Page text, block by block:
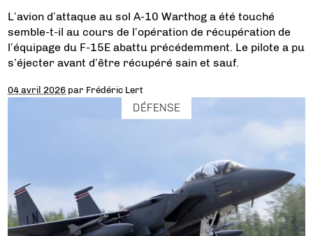
L’avion d’attaque au sol A-10 Warthog a été touché
semble-t-il au cours de l’opération de récupération de
l’équipage du F-15E abattu précédemment. Le pilote a pu
s’éjecter avant d’être récupéré sain et sauf.
04 avril 2026 par Frédéric Lert
DÉFENSE